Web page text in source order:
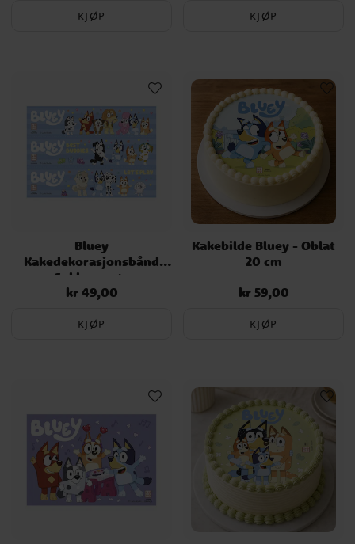
KJØP KJØP
Bluey
Kakedekorasjonsbånd
Sukkerpasta
Pris:kr 49,00
kr 49,00
KJØP
Kakebilde Bluey - Oblat
20 cm
Pris:kr 59,00
kr 59,00
KJØP